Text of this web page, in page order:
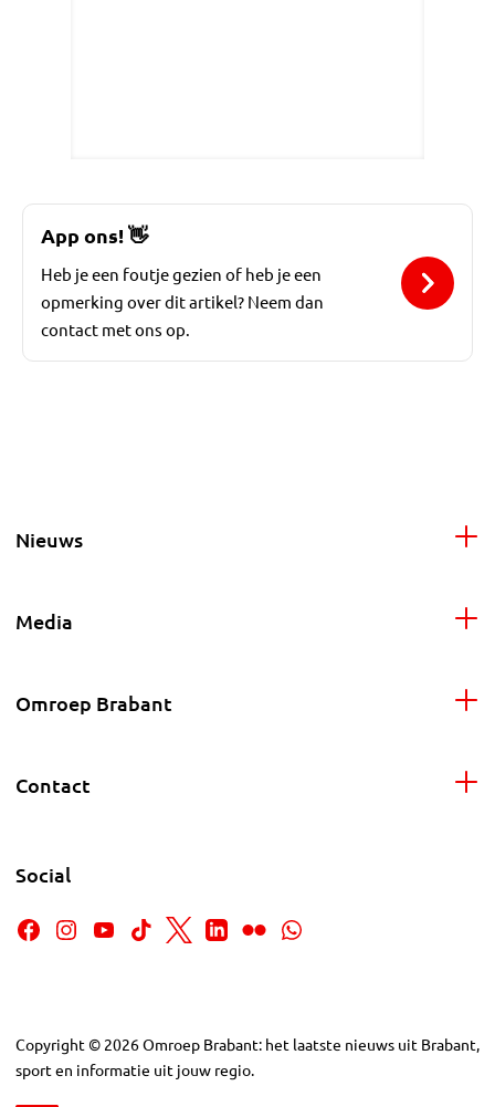
App ons!👋
Heb je een foutje gezien of heb je een
opmerking over dit artikel? Neem dan
contact met ons op.
Nieuws
Media
Omroep Brabant
Contact
Social
Copyright © 2026Omroep Brabant: het laatste nieuws uit Brabant,
sport en informatie uit jouw regio.